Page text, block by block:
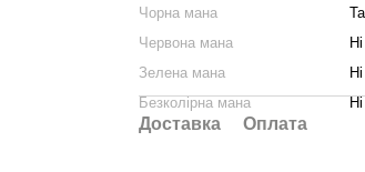
Чорна мана
Червона мана
Ні
Зелена мана
Ні
Безколірна мана
Ні
Доставка Оплата